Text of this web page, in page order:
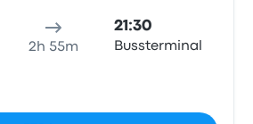
2h 55m
21:30
Bussterminal